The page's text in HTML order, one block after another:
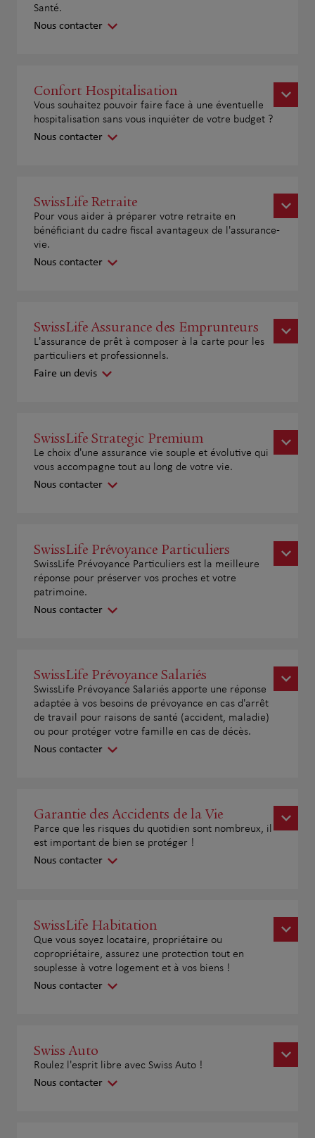
Santé.
Nous contacter
Confort Hospitalisation
Vous souhaitez pouvoir faire face à une éventuelle
hospitalisation sans vous inquiéter de votre budget ?
Nous contacter
SwissLife Retraite
Pour vous aider à préparer votre retraite en
bénéficiant du cadre fiscal avantageux de l'assurance-
vie.
Nous contacter
SwissLife Assurance des Emprunteurs
L'assurance de prêt à composer à la carte pour les
particuliers et professionnels.
Faire un devis
SwissLife Strategic Premium
Le choix d'une assurance vie souple et évolutive qui
vous accompagne tout au long de votre vie.
Nous contacter
SwissLife Prévoyance Particuliers
SwissLife Prévoyance Particuliers est la meilleure
réponse pour préserver vos proches et votre
patrimoine.
Nous contacter
SwissLife Prévoyance Salariés
SwissLife Prévoyance Salariés apporte une réponse
adaptée à vos besoins de prévoyance en cas d'arrêt
de travail pour raisons de santé (accident, maladie)
ou pour protéger votre famille en cas de décès.
Nous contacter
Garantie des Accidents de la Vie
Parce que les risques du quotidien sont nombreux, il
est important de bien se protéger !
Nous contacter
SwissLife Habitation
Que vous soyez locataire, propriétaire ou
copropriétaire, assurez une protection tout en
souplesse à votre logement et à vos biens !
Nous contacter
Swiss Auto
Roulez l'esprit libre avec Swiss Auto !
Nous contacter